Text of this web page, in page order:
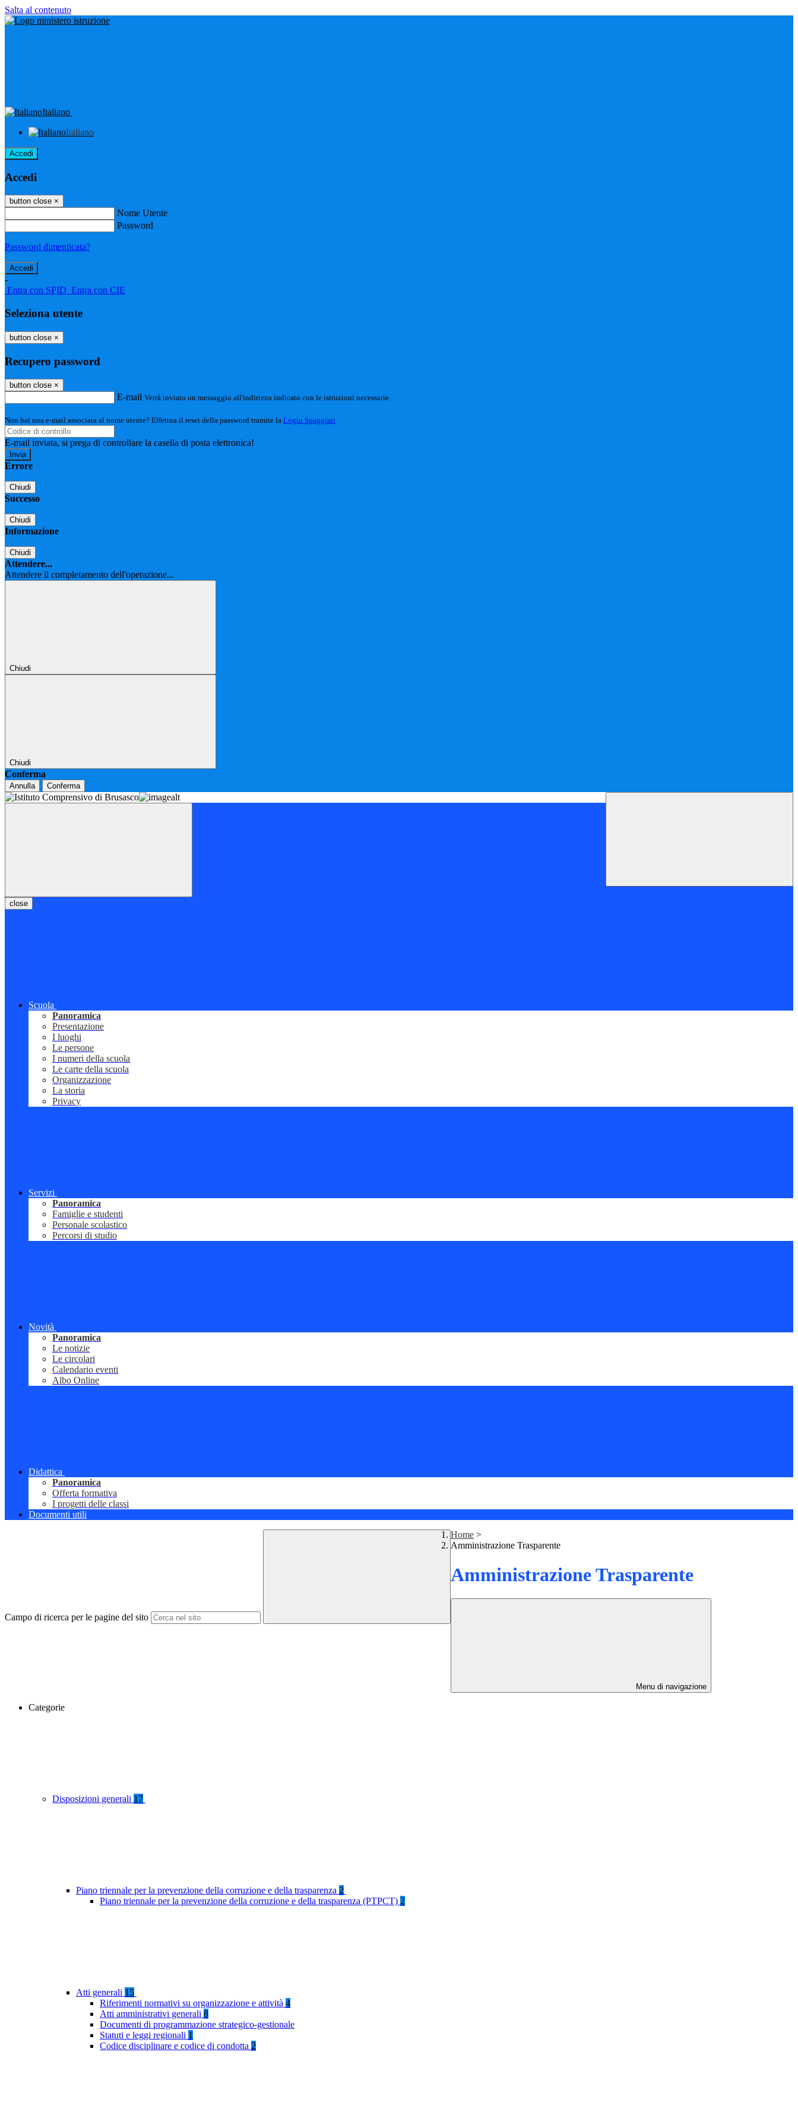
Salta al contenuto
Italiano
Italiano
Accedi
Accedi
button close ×
Nome Utente
Password
Password dimenticata?
-
Entra con SPID Entra con CIE
Seleziona utente
button close ×
Recupero password
button close ×
E-mail Verrà inviato un messaggio all'indirizzo indicato con le istruzioni necessarie.
Non hai una e-mail associata al nome utente? Effettua il reset della password tramite la Login Spaggiari
E-mail inviata, si prega di controllare la casella di posta elettronica!
Errore
Chiudi
Successo
Chiudi
Informazione
Chiudi
Attendere...
Attendere il completamento dell'operazione...
Chiudi
Chiudi
Conferma
Annulla Conferma
close
Scuola
Panoramica
Presentazione
I luoghi
Le persone
I numeri della scuola
Le carte della scuola
Organizzazione
La storia
Privacy
Servizi
Panoramica
Famiglie e studenti
Personale scolastico
Percorsi di studio
Novità
Panoramica
Le notizie
Le circolari
Calendario eventi
Albo Online
Didattica
Panoramica
Offerta formativa
I progetti delle classi
Documenti utili
Campo di ricerca per le pagine del sito
Home >
Amministrazione Trasparente
Amministrazione Trasparente
Menu di navigazione
Categorie
Disposizioni generali 17
Piano triennale per la prevenzione della corruzione e della trasparenza 2
Piano triennale per la prevenzione della corruzione e della trasparenza (PTPCT) 2
Atti generali 15
Riferimenti normativi su organizzazione e attività 4
Atti amministrativi generali 8
Documenti di programmazione strategico-gestionale
Statuti e leggi regionali 1
Codice disciplinare e codice di condotta 2